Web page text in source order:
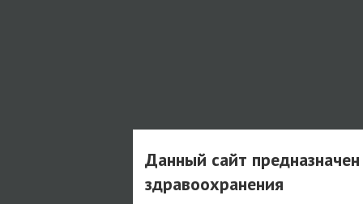
Данный сайт
здравоохранения